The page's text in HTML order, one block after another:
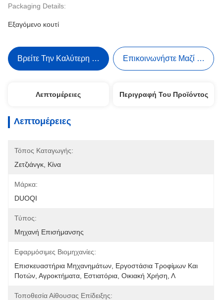
Packaging Details:
Εξαγόμενο κουτί
Βρείτε Την Καλύτερη Τιμή Επικοινωνήστε Μαζί Μας
Λεπτομέρειες Περιγραφή Του Προϊόντος
Λεπτομέρειες
Τόπος Καταγωγής:
Ζετζιάνγκ, Κίνα
Μάρκα:
DUOQI
Τύπος:
Μηχανή Επισήμανσης
Εφαρμόσιμες Βιομηχανίες:
Επισκευαστήρια Μηχανημάτων, Εργοστάσια Τροφίμων Και
Ποτών, Αγροκτήματα, Εστιατόρια, Οικιακή Χρήση, Λ
Τοποθεσία Αίθουσας Επίδειξης: